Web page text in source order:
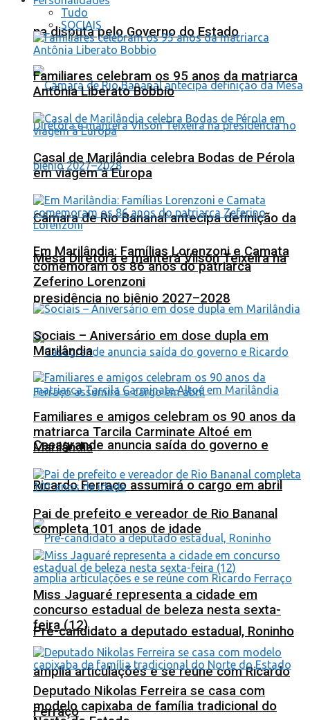
na disputa pelo Governo do Estado
Câmara de Rio Bananal antecipa definição da
Mesa Diretora e manterá Vilson Teixeira na
presidência no biênio 2027–2028
Casagrande anuncia saída do governo e
Ricardo Ferraço assumirá o cargo em abril
Pré-candidato a deputado estadual, Roninho
amplia articulações e se reúne com Ricardo
Ferraço
Tudo
SOCIAIS
Familiares celebram os 95 anos da matriarca
Antônia Liberato Bobbio
Casal de Marilândia celebra Bodas de Pérola
em viagem à Europa
Em Marilândia: Famílias Lorenzoni e Camata
comemoram os 86 anos do patriarca
Zeferino Lorenzoni
Sociais – Aniversário em dose dupla em
Marilândia
Familiares e amigos celebram os 90 anos da
matriarca Tarcila Carminate Altoé em
Marilândia
Pai de prefeito e vereador de Rio Bananal
completa 101 anos de idade
Miss Jaguaré representa a cidade em
concurso estadual de beleza nesta sexta-
feira (12)
Deputado Nikolas Ferreira se casa com
modelo capixaba de família tradicional do